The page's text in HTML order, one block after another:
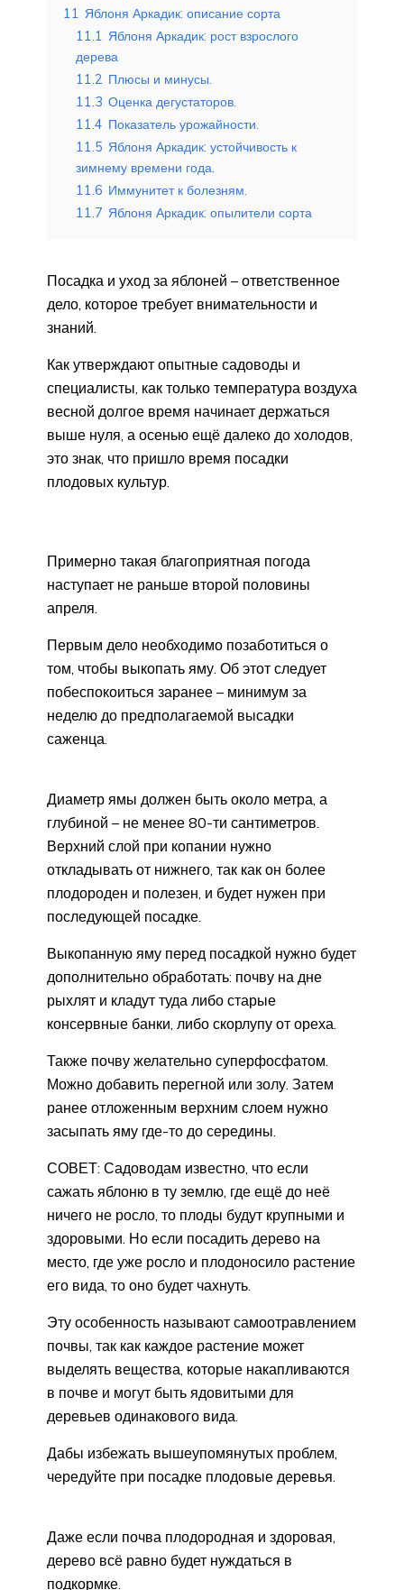
11 Яблоня Аркадик: описание сорта
11.1 Яблоня Аркадик: рост взрослого
дерева
11.2 Плюсы и минусы.
11.3 Оценка дегустаторов.
11.4 Показатель урожайности.
11.5 Яблоня Аркадик: устойчивость к
зимнему времени года.
11.6 Иммунитет к болезням.
11.7 Яблоня Аркадик: опылители сорта
Посадка и уход за яблоней – ответственное
дело, которое требует внимательности и
знаний.
Как утверждают опытные садоводы и
специалисты, как только температура воздуха
весной долгое время начинает держаться
выше нуля, а осенью ещё далеко до холодов,
это знак, что пришло время посадки
плодовых культур.
Примерно такая благоприятная погода
наступает не раньше второй половины
апреля.
Первым дело необходимо позаботиться о
том, чтобы выкопать яму. Об этот следует
побеспокоиться заранее – минимум за
неделю до предполагаемой высадки
саженца.
Диаметр ямы должен быть около метра, а
глубиной – не менее 80-ти сантиметров.
Верхний слой при копании нужно
откладывать от нижнего, так как он более
плодороден и полезен, и будет нужен при
последующей посадке.
Выкопанную яму перед посадкой нужно будет
дополнительно обработать: почву на дне
рыхлят и кладут туда либо старые
консервные банки, либо скорлупу от ореха.
Также почву желательно суперфосфатом.
Можно добавить перегной или золу. Затем
ранее отложенным верхним слоем нужно
засыпать яму где-то до середины.
СОВЕТ: Садоводам известно, что если
сажать яблоню в ту землю, где ещё до неё
ничего не росло, то плоды будут крупными и
здоровыми. Но если посадить дерево на
место, где уже росло и плодоносило растение
его вида, то оно будет чахнуть.
Эту особенность называют самоотравлением
почвы, так как каждое растение может
выделять вещества, которые накапливаются
в почве и могут быть ядовитыми для
деревьев одинакового вида.
Дабы избежать вышеупомянутых проблем,
чередуйте при посадке плодовые деревья.
Даже если почва плодородная и здоровая,
дерево всё равно будет нуждаться в
подкормке.